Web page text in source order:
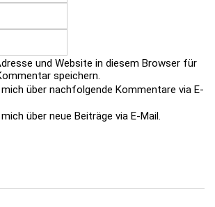
und Website in diesem Browser für
speichern.
über nachfolgende Kommentare via E-
über neue Beiträge via E-Mail.